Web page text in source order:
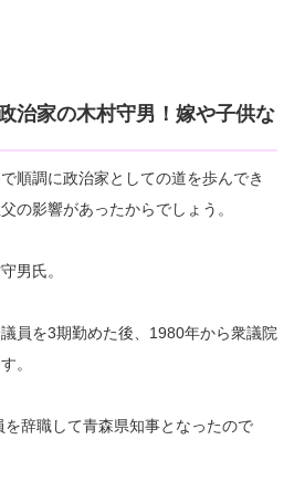
治家の木村守男！嫁や子供な
順調に政治家としての道を歩んでき
の影響があったからでしょう。
男氏。
員を3期勤めた後、1980年から衆議院
。
辞職して青森県知事となったので